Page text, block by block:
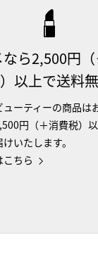
なら2,500円
以上で送料
ューティーの商品は
円（＋消費税）
いたします。
こちら